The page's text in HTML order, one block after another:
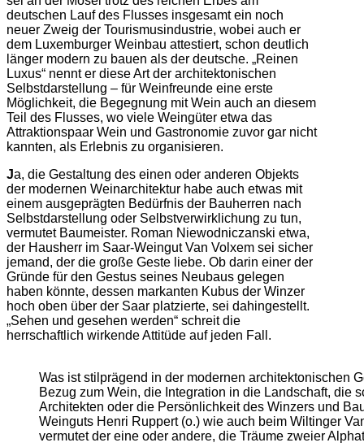
deutschen Lauf des Flusses insgesamt ein noch
neuer Zweig der Tourismusindustrie, wobei auch er
dem Luxemburger Weinbau attestiert, schon deutlich
länger modern zu bauen als der deutsche. „Reinen
Luxus“ nennt er diese Art der architektonischen
Selbstdarstellung – für Weinfreunde eine erste
Möglichkeit, die Begegnung mit Wein auch an diesem
Teil des Flusses, wo viele Weingüter etwa das
Attraktionspaar Wein und Gastronomie zuvor gar nicht
kannten, als Erlebnis zu organisieren.
Ja, die Gestaltung des einen oder anderen Objekts
der modernen Weinarchitektur habe auch etwas mit
einem ausgeprägten Bedürfnis der Bauherren nach
Selbstdarstellung oder Selbstverwirklichung zu tun,
vermutet Baumeister. Roman Niewodniczanski etwa,
der Hausherr im Saar-Weingut Van Volxem sei sicher
jemand, der die große Geste liebe. Ob darin einer der
Gründe für den Gestus seines Neubaus gelegen
haben könnte, dessen markanten Kubus der Winzer
hoch oben über der Saar platzierte, sei dahingestellt.
„Sehen und gesehen werden“ schreit die
herrschaftlich wirkende Attitüde auf jeden Fall.
Was ist stilprägend in der modernen architektonischen
Bezug zum Wein, die Integration in die Landschaft, die
Architekten oder die Persönlichkeit des Winzers und
Weinguts Henri Ruppert (o.) wie auch beim Wiltinger
vermutet der eine oder andere, die Träume zweier